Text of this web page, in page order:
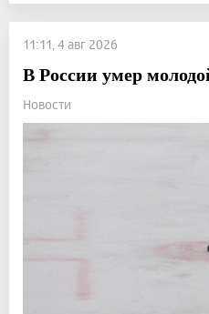
11:11, 4 авг 2026
В России умер
Новости